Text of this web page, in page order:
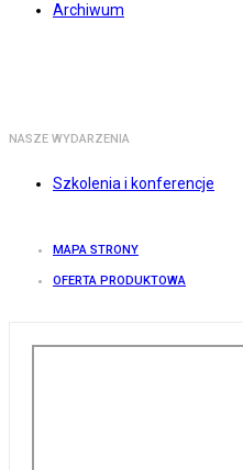
Archiwum
NASZE WYDARZENIA
Szkolenia i konferencje
MAPA STRONY
OFERTA PRODUKTOWA